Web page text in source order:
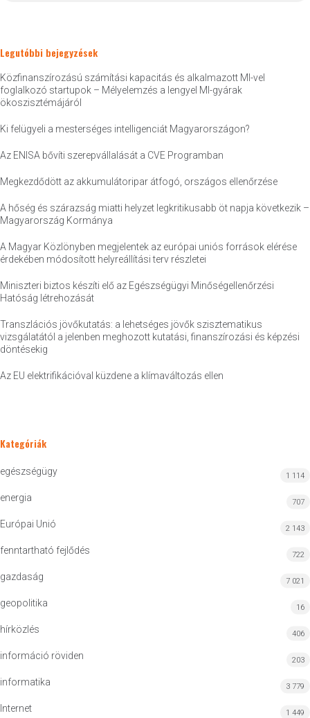
Legutóbbi bejegyzések
Közfinanszírozású számítási kapacitás és alkalmazott MI-vel
foglalkozó startupok – Mélyelemzés a lengyel MI-gyárak
ökoszisztémájáról
Ki felügyeli a mesterséges intelligenciát Magyarországon?
Az ENISA bővíti szerepvállalását a CVE Programban
Megkezdődött az akkumulátoripar átfogó, országos ellenőrzése
A hőség és szárazság miatti helyzet legkritikusabb öt napja következik –
Magyarország Kormánya
A Magyar Közlönyben megjelentek az európai uniós források elérése
érdekében módosított helyreállítási terv részletei
Miniszteri biztos készíti elő az Egészségügyi Minőségellenőrzési
Hatóság létrehozását
Transzlációs jövőkutatás: a lehetséges jövők szisztematikus
vizsgálatától a jelenben meghozott kutatási, finanszírozási és képzési
döntésekig
Az EU elektrifikációval küzdene a klímaváltozás ellen
Kategóriák
egészségügy 1 114
energia 707
Európai Unió 2 143
fenntartható fejlődés 722
gazdaság 7 021
geopolitika 16
hírközlés 406
információ röviden 203
informatika 3 779
Internet 1 449